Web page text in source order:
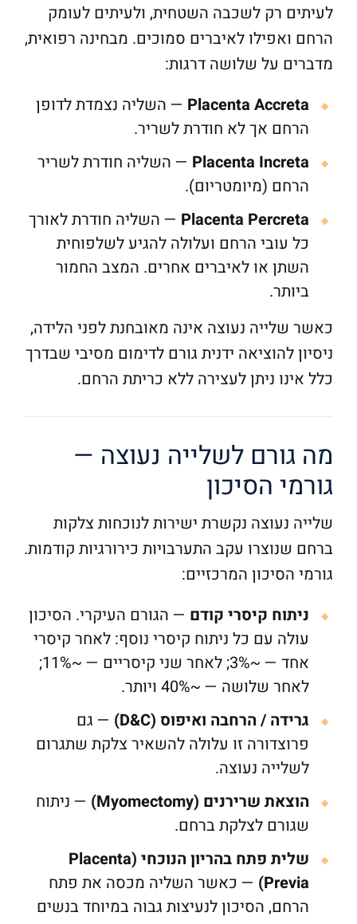
לעיתים רק לשכבה השטחית, ולעיתים לעומק
הרחם ואפילו לאיברים סמוכים. מבחינה רפואית,
מדברים על שלושה דרגות:
Placenta Accreta — השליה נצמדת לדופן
הרחם אך לא חודרת לשריר.
Placenta Increta — השליה חודרת לשריר
הרחם (מיומטריום).
Placenta Percreta — השליה חודרת לאורך
כל עובי הרחם ועלולה להגיע לשלפוחית
השתן או לאיברים אחרים. המצב החמור
ביותר.
כאשר שלייה נעוצה אינה מאובחנת לפני הלידה,
ניסיון להוציאה ידנית גורם לדימום מסיבי שבדרך
כלל אינו ניתן לעצירה ללא כריתת הרחם.
מה גורם לשלייה נעוצה —
גורמי הסיכון
שלייה נעוצה נקשרת ישירות לנוכחות צלקות
ברחם שנוצרו עקב התערבויות כירורגיות קודמות.
גורמי הסיכון המרכזיים:
ניתוח קיסרי קודם — הגורם העיקרי. הסיכון
עולה עם כל ניתוח קיסרי נוסף: לאחר קיסרי
אחד — ~3%; לאחר שני קיסריים — ~11%;
לאחר שלושה — ~40% ויותר.
גרידה / הרחבה ואיפוס (D&C)
— גם
פרוצדורה זו עלולה להשאיר צלקת שתגרום
לשלייה נעוצה.
הוצאת שרירנים (Myomectomy)
— ניתוח
שגורם לצלקת ברחם.
שלית פתח בהריון הנוכחי (Placenta
Previa) — כאשר השליה מכסה את פתח
הרחם, הסיכון לנעיצות גבוה במיוחד בנשים